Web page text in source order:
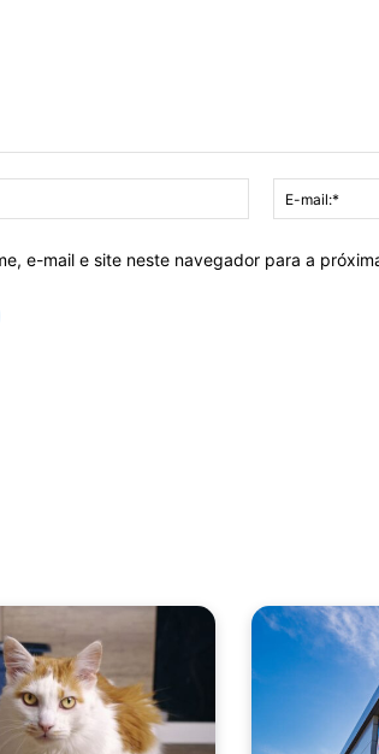
Nome:*
e-mail e site neste navegador para a